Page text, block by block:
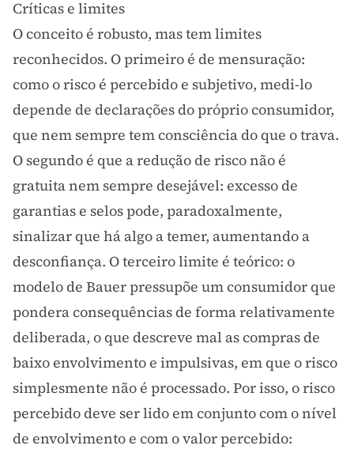
Críticas e limites
O conceito é robusto, mas tem limites
reconhecidos. O primeiro é de mensuração:
como o risco é percebido e subjetivo, medi-lo
depende de declarações do próprio consumidor,
que nem sempre tem consciência do que o trava.
O segundo é que a redução de risco não é
gratuita nem sempre desejável: excesso de
garantias e selos pode, paradoxalmente,
sinalizar que há algo a temer, aumentando a
desconfiança. O terceiro limite é teórico: o
modelo de Bauer pressupõe um consumidor que
pondera consequências de forma relativamente
deliberada, o que descreve mal as compras de
baixo envolvimento e impulsivas, em que o risco
simplesmente não é processado. Por isso, o risco
percebido deve ser lido em conjunto com o nível
de envolvimento e com ovalor percebido: